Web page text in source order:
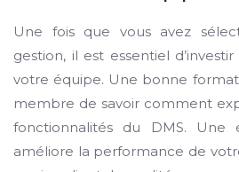
Une fois que vous avez
gestion, il est essentiel
votre équipe. Une bonne
membre de savoir comment
fonctionnalités du DMS. Une
améliore la performance de